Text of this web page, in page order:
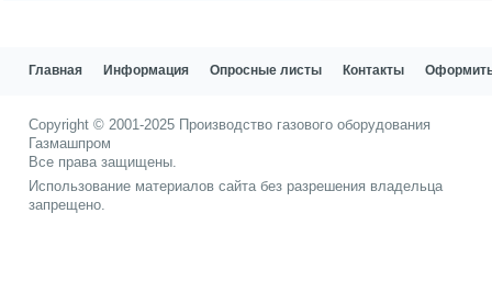
Главная Информация Опросные листы Контакты Оформить
Copyright © 2001-2025 Производство газового оборудования
Газмашпром
Все права защищены.
Использование материалов сайта без разрешения владельца
запрещено.